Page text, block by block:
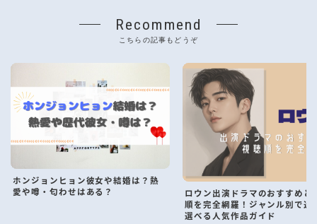
Recommend
こちらの記事もどうぞ
ホンジョンヒョン彼女や結婚は？熱
愛や噂・匂わせはある？
ロウン出演ドラマのおすすめと
順を完全網羅！ジャンル別で迷
選べる人気作品ガイド